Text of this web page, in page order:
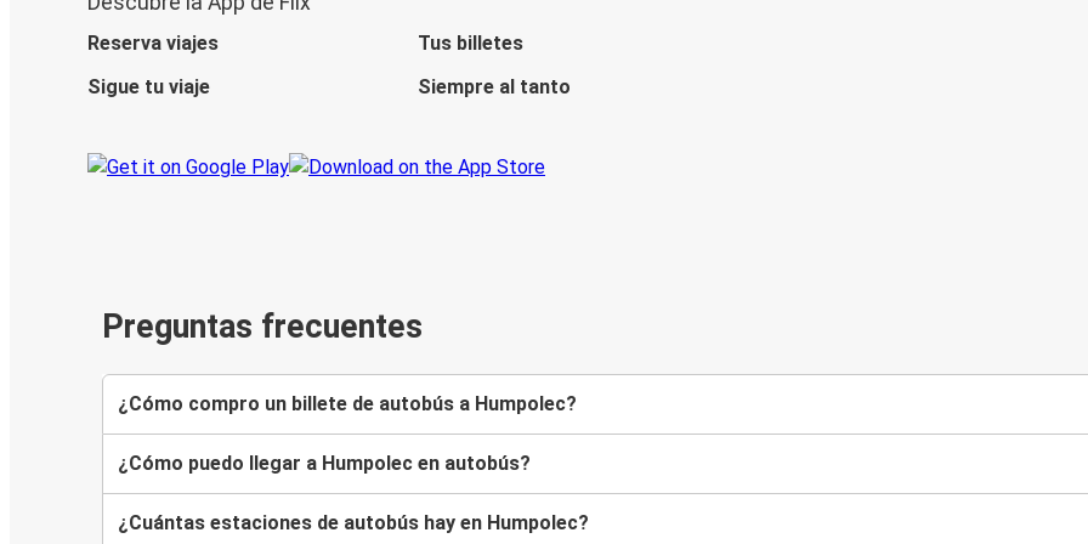
Reserva viajes
Tus billetes
Sigue tu viaje
Siempre al tanto
Preguntas frecuentes
¿Cómo compro un billete de autobús a Humpolec?
¿Cómo puedo llegar a Humpolec en autobús?
¿Cuántas estaciones de autobús hay en Humpolec?